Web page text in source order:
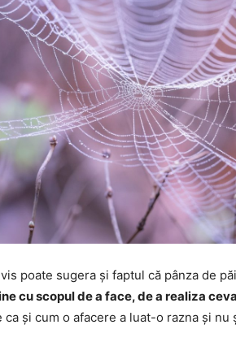
poate sugera și faptul că pânza de
cu scopul de a face, de a realiza ceva
și cum o afacere a luat-o razna și nu